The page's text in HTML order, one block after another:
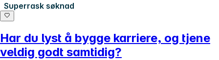
Superrask søknad
Har du lyst å bygge karriere, og tjene
veldig godt samtidig?